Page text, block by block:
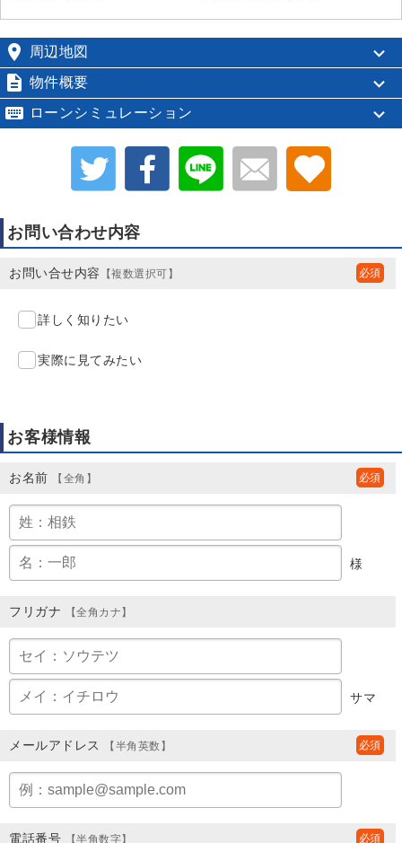
 周辺地図
 物件概要
 ローンシミュレーション
お問い合わせ内容
お問い合せ内容 【複数選択可】
詳しく知りたい
実際に見てみたい
お客様情報
お名前 【全角】
様
フリガナ 【全角カナ】
サマ
メールアドレス 【半角英数】
電話番号 【半角数字】